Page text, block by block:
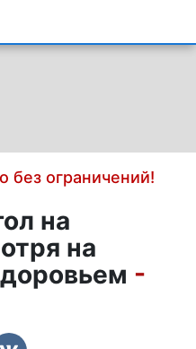
без ограничений!
на
на
-